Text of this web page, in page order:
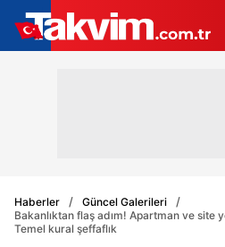
Haberler
Güncel Galerileri
Bakanlıktan flaş adım! Apartman ve
Temel kural şeffaflık